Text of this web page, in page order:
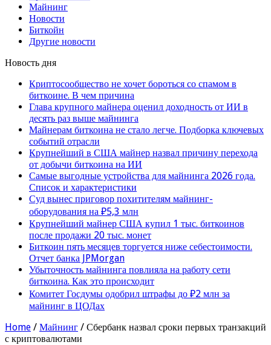
Майнинг
Новости
Биткойн
Другие новости
Новость дня
Криптосообщество не хочет бороться со спамом в
биткоине. В чем причина
Глава крупного майнера оценил доходность от ИИ в
десять раз выше майнинга
Майнерам биткоина не стало легче. Подборка ключевых
событий отрасли
Крупнейший в США майнер назвал причину перехода
от добычи биткоина на ИИ
Самые выгодные устройства для майнинга 2026 года.
Список и характеристики
Суд вынес приговор похитителям майнинг-
оборудования на ₽5,3 млн
Крупнейший майнер США купил 1 тыс. биткоинов
после продажи 20 тыс. монет
Биткоин пять месяцев торгуется ниже себестоимости.
Отчет банка JPMorgan
Убыточность майнинга повлияла на работу сети
биткоина. Как это происходит
Комитет Госдумы одобрил штрафы до ₽2 млн за
майнинг в ЦОДах
Home / Майнинг / Сбербанк назвал сроки первых транзакций
с криптовалютами